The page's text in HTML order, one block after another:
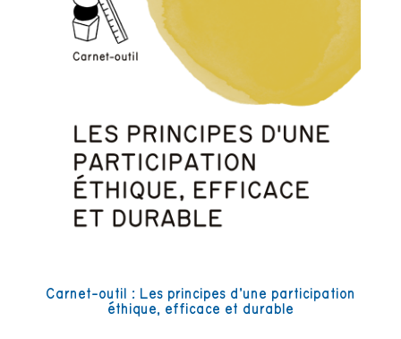
Carnet-outil : Les principes d’une participation
éthique, efficace et durable